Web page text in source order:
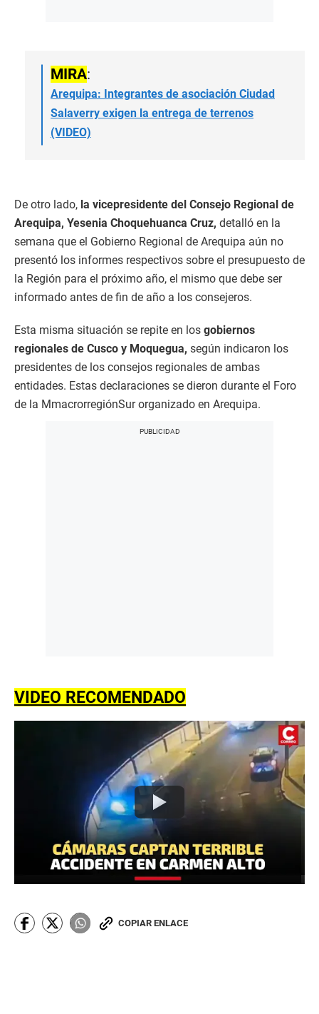
MIRA:
Arequipa: Integrantes de asociación Ciudad
Salaverry exigen la entrega de terrenos
(VIDEO)
De otro lado, la vicepresidente del Consejo Regional de
Arequipa, Yesenia Choquehuanca Cruz, detalló en la
semana que el Gobierno Regional de Arequipa aún no
presentó los informes respectivos sobre el presupuesto de
la Región para el próximo año, el mismo que debe ser
informado antes de fin de año a los consejeros.
Esta misma situación se repite en los gobiernos
regionales de Cusco y Moquegua, según indicaron los
presidentes de los consejos regionales de ambas
entidades. Estas declaraciones se dieron durante el Foro
de la MmacrorregiónSur organizado en Arequipa.
VIDEO RECOMENDADO
COPIAR ENLACE